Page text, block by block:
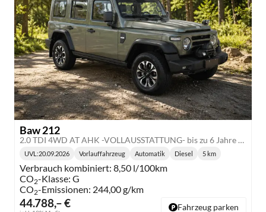
Baw 212
2.0 TDI 4WD AT AHK -VOLLAUSSTATTUNG- bis zu 6 Jahre Garantie
44.788,– €
UVL :20.09.2026 Vorlauffahrzeug Automatik Diesel 5 km
Verbrauch kombiniert: 8,50 l/100km
CO2-Klasse: G
CO2-Emissionen: 244,00 g/km
Fahrzeug parken